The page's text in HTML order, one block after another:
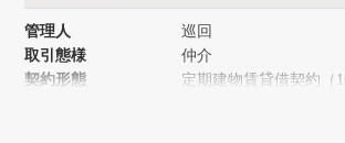
管理人
巡回
取引態様
仲介
契約形態
定期建物賃貸借契約（1